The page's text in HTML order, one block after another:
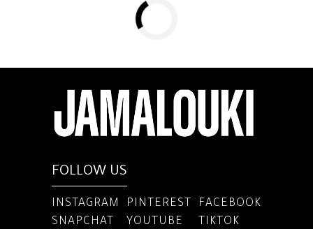
FOLLOW US
INSTAGRAM PINTEREST
FACEBOOK
SNAPCHAT
YOUTUBE
TIKTOK